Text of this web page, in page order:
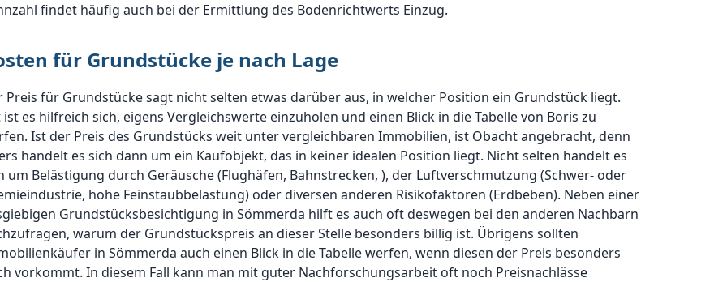
findet häufig auch bei der Ermittlung des Bodenrichtwerts Einzug.
für Grundstücke je nach Lage
Preis für Grundstücke sagt nicht selten etwas darüber aus, in welcher Position ein Grundstück liegt.
es hilfreich sich, eigens Vergleichswerte einzuholen und einen Blick in die Tabelle von Boris zu
Ist der Preis des Grundstücks weit unter vergleichbaren Immobilien, ist Obacht angebracht, denn
handelt es sich dann um ein Kaufobjekt, das in keiner idealen Position liegt. Nicht selten handelt es
um Belästigung durch Geräusche (Flughäfen, Bahnstrecken, ), der Luftverschmutzung (Schwer- oder
hohe Feinstaubbelastung) oder diversen anderen Risikofaktoren (Erdbeben). Neben einer
Grundstücksbesichtigung in Sömmerda hilft es auch oft deswegen bei den anderen Nachbarn
warum der Grundstückspreis an dieser Stelle besonders billig ist. Übrigens sollten
in Sömmerda auch einen Blick in die Tabelle werfen, wenn diesen der Preis besonders
vorkommt. In diesem Fall kann man mit guter Nachforschungsarbeit oft noch Preisnachlässe